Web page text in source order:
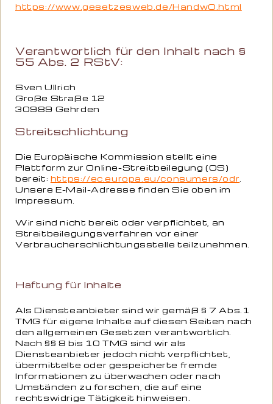
https://www.gesetzesweb.de/HandwO.html
Verantwortlich für den Inhalt nach §
55 Abs. 2 RStV:
Sven Ullrich
Große Straße 12
30989 Gehrden
Streitschlichtung
Die Europäische Kommission stellt eine
Plattform zur Online-Streitbeilegung (OS)
bereit: https://ec.europa.eu/consumers/odr
Unsere E-Mail-Adresse finden Sie oben im
Impressum.
Wir sind nicht bereit oder verpflichtet, an
Streitbeilegungsverfahren vor einer
Verbraucherschlichtungsstelle teilzunehmen.
Haftung für Inhalte
Als Diensteanbieter sind wir gemäß § 7 Abs.1
TMG für eigene Inhalte auf diesen Seiten nach
den allgemeinen Gesetzen verantwortlich.
Nach §§ 8 bis 10 TMG sind wir als
Diensteanbieter jedoch nicht verpflichtet,
übermittelte oder gespeicherte fremde
Informationen zu überwachen oder nach
Umständen zu forschen, die auf eine
rechtswidrige Tätigkeit hinweisen.